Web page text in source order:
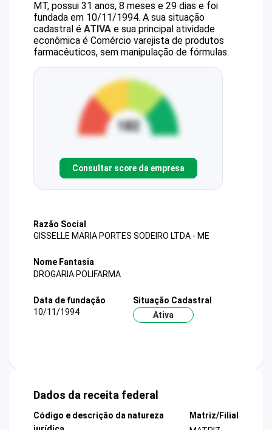
MT, possui 31 anos, 8 meses e 29 dias e foi
fundada em 10/11/1994. A sua situação
cadastral é ATIVA e sua principal atividade
econômica é Comércio varejista de produtos
farmacêuticos, sem manipulação de fórmulas.
Consultar score da empresa
Razão Social
GISSELLE MARIA PORTES SODEIRO LTDA - ME
Nome Fantasia
DROGARIA POLIFARMA
Data de fundação
10/11/1994
Situação Cadastral
Ativa
Dados da receita federal
Código e descrição da natureza
Matriz/Filial